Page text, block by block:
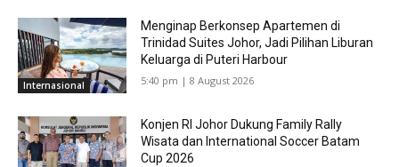
Internasional
Menginap Berkonsep Apartemen di
Trinidad Suites Johor, Jadi Pilihan Liburan
Keluarga di Puteri Harbour
5:40 pm | 8 August 2026
Konjen RI Johor Dukung Family Rally
Wisata dan International Soccer Batam
Cup 2026